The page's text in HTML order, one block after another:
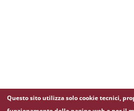
Questo sito utilizza solo cookie tecnici,